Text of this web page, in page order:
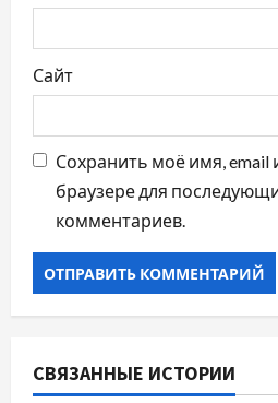
Сайт
Сохранить моё имя, email
браузере для
комментариев.
СВЯЗАННЫЕ ИСТОРИИ